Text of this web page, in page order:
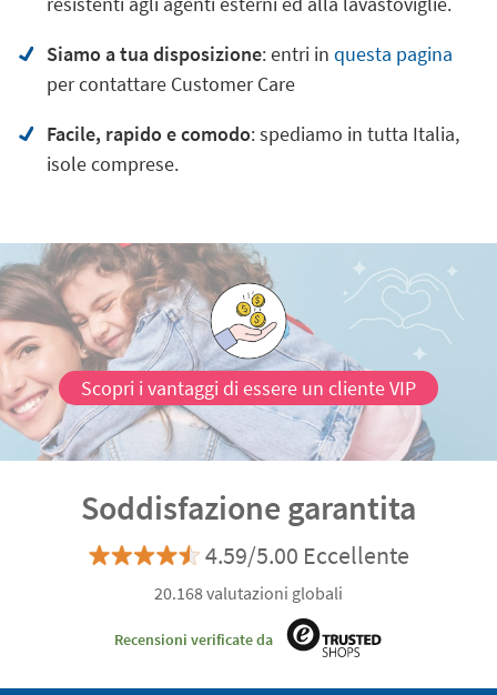
Siamo a tua disposizione: entri in questa pagina
per contattare Customer Care
Facile, rapido e comodo: spediamo in tutta Italia,
isole comprese.
Scopri i vantaggi di essere un cliente VIP
Soddisfazione garantita
4.59/5.00 Eccellente
20.168 valutazioni globali
Recensioni verificate da